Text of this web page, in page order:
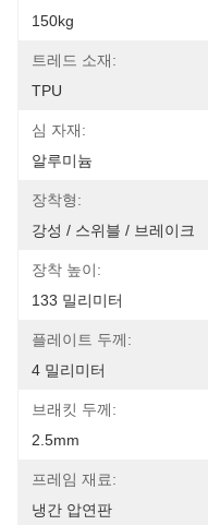
150kg
트레드 소재:
TPU
심 자재:
알루미늄
장착형:
강성 / 스위블 / 브레이크
장착 높이:
133 밀리미터
플레이트 두께:
4 밀리미터
브래킷 두께:
2.5mm
프레임 재료:
냉간 압연판